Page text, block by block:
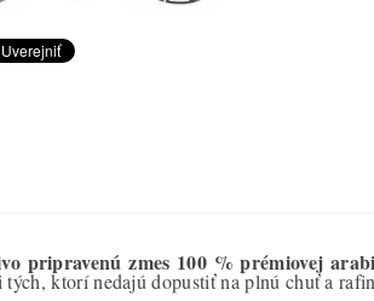
pripravenú zmes 100 % prémiovej
ktorí nedajú dopustiť na plnú chuť a